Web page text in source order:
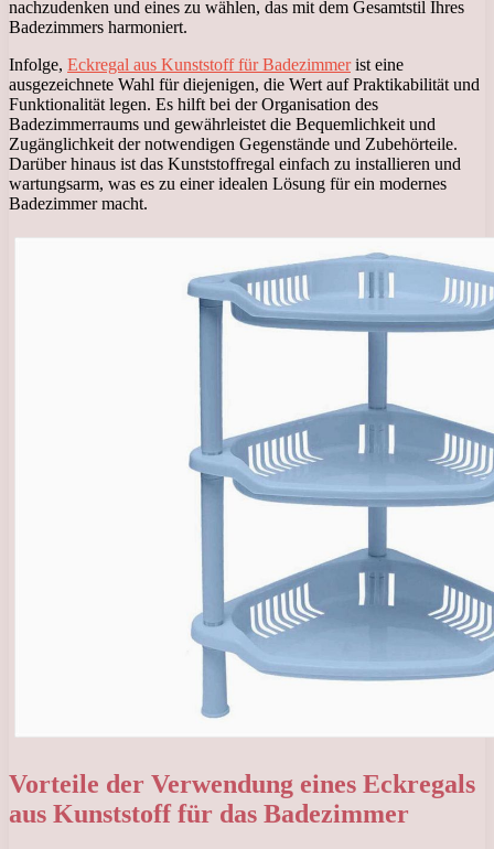
nachzudenken und eines zu wählen, das mit dem Gesamtstil Ihres
Badezimmers harmoniert.
Infolge, Eckregal aus Kunststoff für Badezimmerist eine
ausgezeichnete Wahl für diejenigen, die Wert auf Praktikabilität und
Funktionalität legen. Es hilft bei der Organisation des
Badezimmerraums und gewährleistet die Bequemlichkeit und
Zugänglichkeit der notwendigen Gegenstände und Zubehörteile.
Darüber hinaus ist das Kunststoffregal einfach zu installieren und
wartungsarm, was es zu einer idealen Lösung für ein modernes
Badezimmer macht.
Vorteile der Verwendung eines Eckregals
aus Kunststoff für das Badezimmer